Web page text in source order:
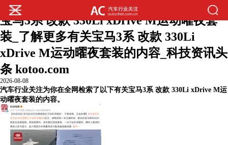
您的位置: 汽车行业关注热门内容
宝马3系 改款 330Li xDrive M运动曜夜套
装_了解更多有关宝马3系 改款 330Li
xDrive M运动曜夜套装的内容_科技资讯头
条 kotoo.com
2026-08-08
汽车行业关注为你在全网检索了以下有关宝马3系 改款 330Li xDrive M运
动曜夜套装的内容。